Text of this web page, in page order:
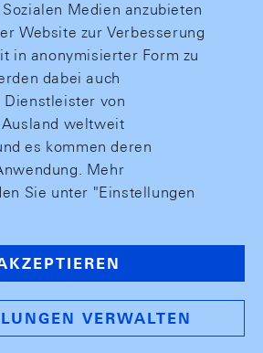
Medien anzubieten
Website zur Verbesserung
in anonymisierter Form zu
dabei auch
Dienstleister von
weltweit
es kommen deren
Mehr
Sie unter "Einstellungen
VERWALTEN